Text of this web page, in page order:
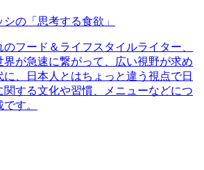
の「思考する食欲」
フード＆ライフスタイルライター、
界が急速に繋がって、広い視野が求め
に、日本人とはちょっと違う視点で日
関する文化や習慣、メニューなどにつ
す。